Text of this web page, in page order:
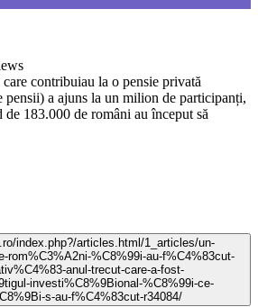
contribuiau la o pensie privată
a ajuns la un milion de participanți,
de 183.000 de români au început să
index.php?/articles.html/1_articles/un-
rom%C3%A2ni-%C8%99i-au-f%C4%83cut-
anul-trecut-care-a-fost-
investi%C8%9Bional-%C8%99i-ce-
s-au-f%C4%83cut-r34084/